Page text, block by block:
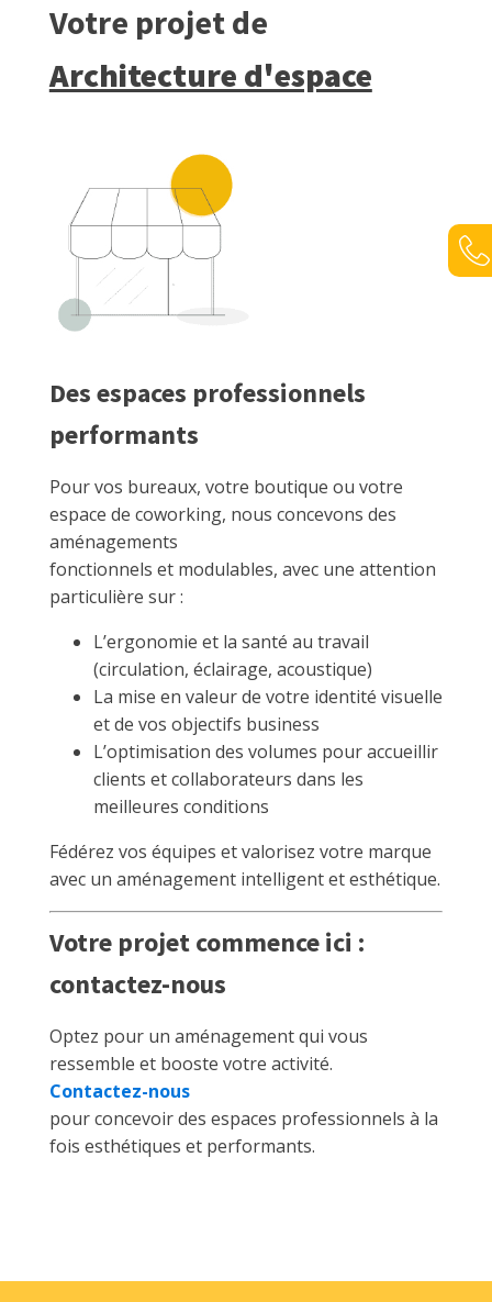
Votre projet de
Architecture d'espace
Des espaces professionnels
performants
Pour vos bureaux, votre boutique ou votre
espace de coworking, nous concevons des
aménagements
fonctionnels et modulables, avec une attention
particulière sur :
L’ergonomie et la santé au travail
(circulation, éclairage, acoustique)
La mise en valeur de votre identité visuelle
et de vos objectifs business
L’optimisation des volumes pour accueillir
clients et collaborateurs dans les
meilleures conditions
Fédérez vos équipes et valorisez votre marque
avec un aménagement intelligent et esthétique.
Votre projet commence ici :
contactez-nous
Optez pour un aménagement qui vous
ressemble et booste votre activité.
Contactez-nous
pour concevoir des espaces professionnels à la
fois esthétiques et performants.